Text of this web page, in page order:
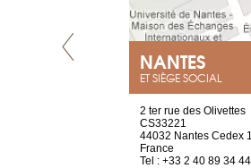
NANTES
ET SIÈGE SOCIAL
2 ter rue des Olivettes
CS33221
44032 Nantes Cedex 1
France
Tel : +33 2 40 89 34 44